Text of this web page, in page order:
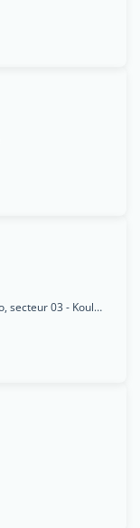
428 avenue du Président Maurice Yameogo, secteur 03 - Koulouba, Ouagadougou, Centre